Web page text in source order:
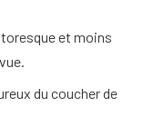
et moins
du coucher de